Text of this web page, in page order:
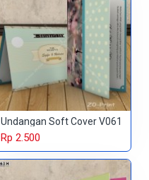
Undangan Soft Cover V061
Rp 2.500